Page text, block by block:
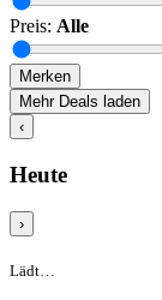
Preis: Alle
Merken
Mehr Deals laden
‹
Heute
›
Lädt…